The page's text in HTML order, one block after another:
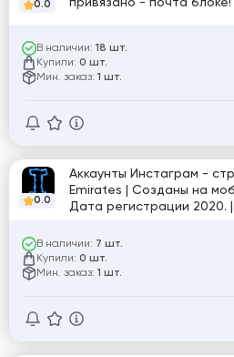
0.0
В наличии: 18 шт.
Купили: 0 шт.
Мин. заказ: 1 шт.
0.0
Аккаунты Инстаграм -
Emirates | Cозданы на
Дата регистрации 2020.
44
В наличии: 7 шт.
Купили: 0 шт.
Мин. заказ: 1 шт.